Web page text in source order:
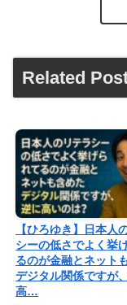
Related
【ひろゆき】日本人
シーの低さでよく挙
るのが金融とネット
デジタル関係ですが
高…